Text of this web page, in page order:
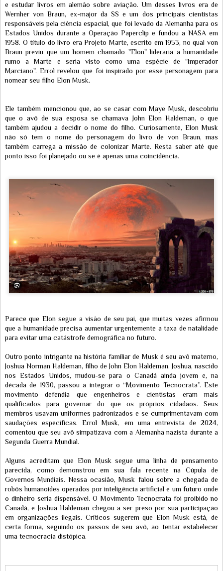
e estudar livros em alemão sobre aviação. Um desses livros era de
Wernher von Braun, ex-major da SS e um dos principais cientistas
responsáveis pela ciência espacial, que foi levado da Alemanha para os
Estados Unidos durante a Operação Paperclip e fundou a NASA em
1958. O título do livro era Projeto Marte, escrito em 1953, no qual von
Braun previu que um homem chamado "Elon" lideraria a humanidade
rumo a Marte e seria visto como uma espécie de "Imperador
Marciano". Errol revelou que foi inspirado por esse personagem para
nomear seu filho Elon Musk.
Ele também mencionou que, ao se casar com Maye Musk, descobriu
que o avô de sua esposa se chamava John Elon Haldeman, o que
também ajudou a decidir o nome do filho. Curiosamente, Elon Musk
não só tem o nome do personagem do livro de von Braun, mas
também carrega a missão de colonizar Marte. Resta saber até que
ponto isso foi planejado ou se é apenas uma coincidência.
Parece que Elon segue a visão de seu pai, que muitas vezes afirmou
que a humanidade precisa aumentar urgentemente a taxa de natalidade
para evitar uma catástrofe demográfica no futuro.
Outro ponto intrigante na história familiar de Musk é seu avô materno,
Joshua Norman Haldeman, filho de John Elon Haldeman. Joshua, nascido
nos Estados Unidos, mudou-se para o Canadá ainda jovem e, na
década de 1930, passou a integrar o “Movimento Tecnocrata”. Este
movimento defendia que engenheiros e cientistas eram mais
qualificados para governar do que os próprios cidadãos. Seus
membros usavam uniformes padronizados e se cumprimentavam com
saudações específicas. Errol Musk, em uma entrevista de 2024,
comentou que seu avô simpatizava com a Alemanha nazista durante a
Segunda Guerra Mundial.
Alguns acreditam que Elon Musk segue uma linha de pensamento
parecida, como demonstrou em sua fala recente na Cúpula de
Governos Mundiais. Nessa ocasião, Musk falou sobre a chegada de
robôs humanoides operados por inteligência artificial e um futuro onde
o dinheiro seria dispensável. O Movimento Tecnocrata foi proibido no
Canadá, e Joshua Haldeman chegou a ser preso por sua participação
em organizações ilegais. Críticos sugerem que Elon Musk está, de
certa forma, seguindo os passos de seu avô, ao tentar estabelecer
uma tecnocracia distópica.